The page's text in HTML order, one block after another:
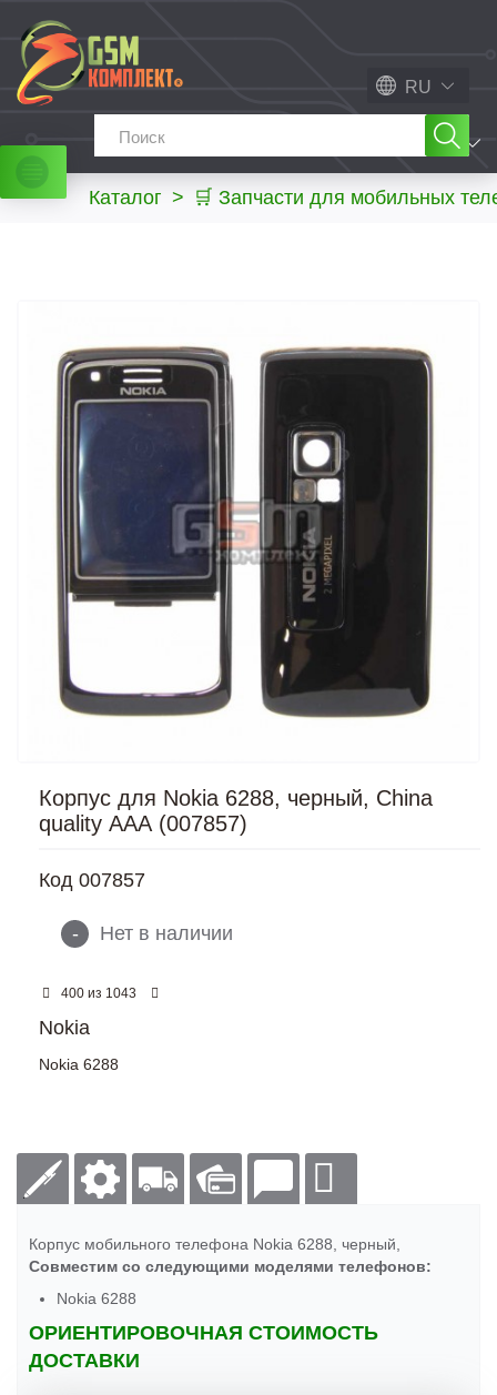
RU
МЕНЮ
Каталог > 🛒 Запчасти для мобильных
Корпус для Nokia 6288, черный, China
quality ААА (007857)
Код 007857
- Нет в наличии
400 из 1043
Nokia
Nokia 6288
Корпус мобильного телефона Nokia 6288, черный,
Совместим со следующими моделями телефонов:
Nokia 6288
ОРИЕНТИРОВОЧНАЯ СТОИМОСТЬ
ДОСТАВКИ